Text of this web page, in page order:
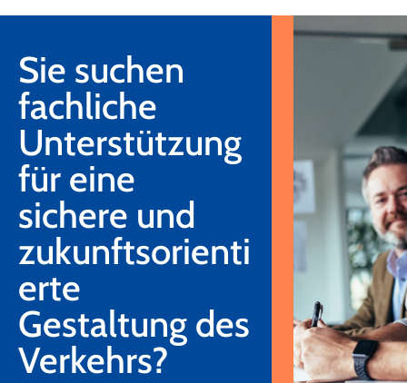
Sie suchen
fachliche
Unterstützung
für eine
sichere und
zukunftsorienti
erte
Gestaltung des
Verkehrs?